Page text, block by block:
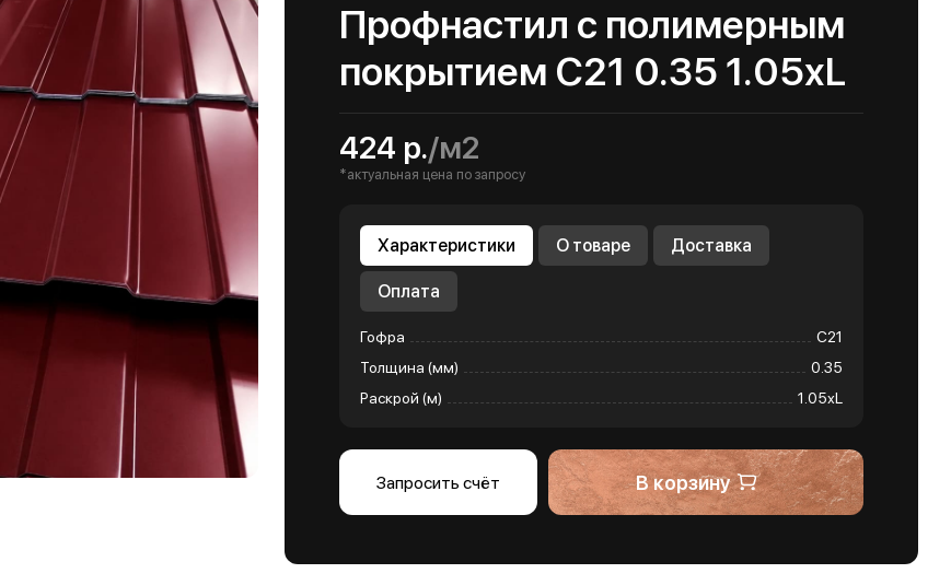
Профнастил с полимерным
покрытием С21 0.35 1.05хL
424 р./м2
*актуальная цена по запросу
Характеристики О товаре Доставка
Оплата
Гофра
С21
Толщина (мм)
0.35
Раскрой (м)
1.05хL
Запросить счёт В корзину